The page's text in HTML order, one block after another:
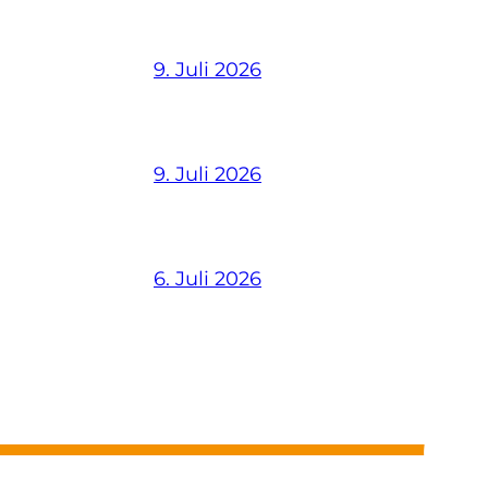
9. Juli 2026
9. Juli 2026
6. Juli 2026